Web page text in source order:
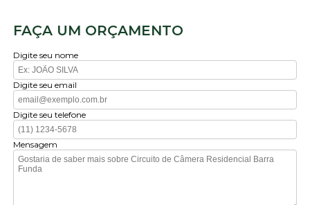
FAÇA UM ORÇAMENTO
Digite seu nome
Digite seu email
Digite seu telefone
Mensagem